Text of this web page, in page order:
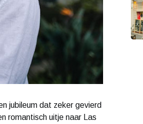
jubileum dat zeker gevierd
romantisch uitje naar Las